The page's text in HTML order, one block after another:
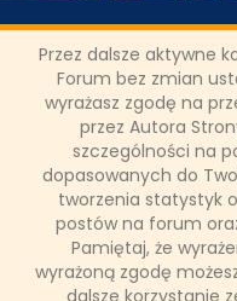
Przez dalsze aktywne
Forum bez zmian
wyrażasz zgodę na
przez Autora
szczególności na
dopasowanych do
tworzenia statystyk
postów na forum
Pamiętaj, że
wyrażoną zgodę
dalsze korzystanie
Święto
Czterech
Eurosporcie 1
Jak co roku na
Oberstdorfie,
Bischofshofen rozegrany
w Pucharze Świata,
grudnia do 6 stycznia
wszystkie konkursy.